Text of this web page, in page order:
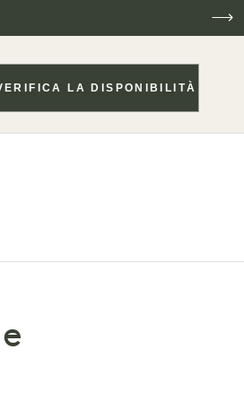
LA DISPONIBILITÀ